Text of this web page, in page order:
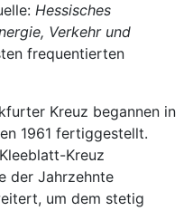
Hessisches
Verkehr und
frequentierten
Kreuz begannen in
1961 fertiggestellt.
Kreuz
der Jahrzehnte
um dem stetig